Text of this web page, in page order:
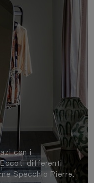
con i
differenti
Specchio Pierre.